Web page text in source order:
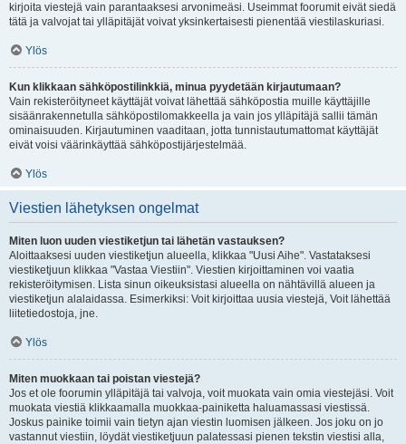
kirjoita viestejä vain parantaaksesi arvonimeäsi. Useimmat foorumit eivät siedä
tätä ja valvojat tai ylläpitäjät voivat yksinkertaisesti pienentää viestilaskuriasi.
Ylös
Kun klikkaan sähköpostilinkkiä, minua pyydetään kirjautumaan?
Vain rekisteröityneet käyttäjät voivat lähettää sähköpostia muille käyttäjille
sisäänrakennetulla sähköpostilomakkeella ja vain jos ylläpitäjä sallii tämän
ominaisuuden. Kirjautuminen vaaditaan, jotta tunnistautumattomat käyttäjät
eivät voisi väärinkäyttää sähköpostijärjestelmää.
Ylös
Viestien lähetyksen ongelmat
Miten luon uuden viestiketjun tai lähetän vastauksen?
Aloittaaksesi uuden viestiketjun alueella, klikkaa "Uusi Aihe". Vastataksesi
viestiketjuun klikkaa "Vastaa Viestiin". Viestien kirjoittaminen voi vaatia
rekisteröitymisen. Lista sinun oikeuksistasi alueella on nähtävillä alueen ja
viestiketjun alalaidassa. Esimerkiksi: Voit kirjoittaa uusia viestejä, Voit lähettää
liitetiedostoja, jne.
Ylös
Miten muokkaan tai poistan viestejä?
Jos et ole foorumin ylläpitäjä tai valvoja, voit muokata vain omia viestejäsi. Voit
muokata viestiä klikkaamalla muokkaa-painiketta haluamassasi viestissä.
Joskus painike toimii vain tietyn ajan viestin luomisen jälkeen. Jos joku on jo
vastannut viestiin, löydät viestiketjuun palatessasi pienen tekstin viestisi alla,